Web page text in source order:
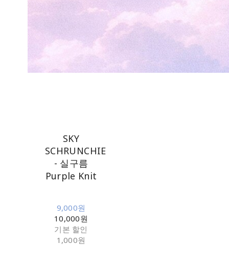
SKY
SCHRUNCHIE
- 실구름
Purple Knit
9,000원
10,000원
기본 할인
1,000원